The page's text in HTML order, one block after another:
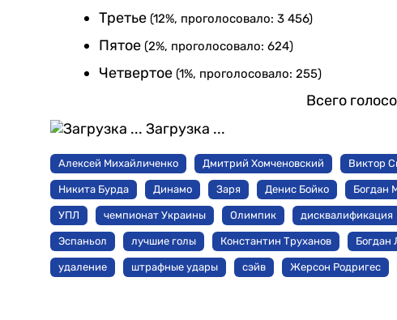
Третье (12%, проголосовало: 3 456)
Пятое (2%, проголосовало: 624)
Четвертое (1%, проголосовало: 255)
Всего
Загрузка ...
Алексей Михайличенко Дмитрий Хомченовский Виктор
Никита Бурда Динамо Заря Денис Бойко Богдан
УПЛ чемпионат Украины Олимпик дисквалификация
Эспаньол лучшие голы Константин Труханов Богдан
удаление штрафные удары сэйв Жерсон Родригес